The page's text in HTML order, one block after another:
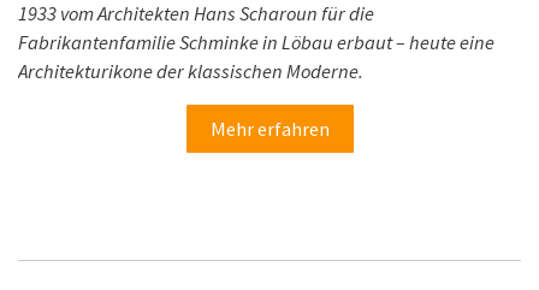
1933 vom Architekten Hans Scharoun für die
Fabrikantenfamilie Schminke in Löbau erbaut – heute eine
Architekturikone der klassischen Moderne.
Mehr erfahren